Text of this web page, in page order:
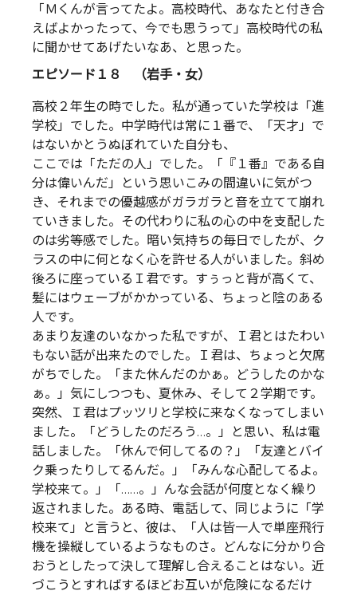
「Ｍくんが言ってたよ。高校時代、あなたと付き合
えばよかったって、今でも思うって」高校時代の私
に聞かせてあげたいなあ、と思った。
エピソード１８ （岩手・女）
高校２年生の時でした。私が通っていた学校は「進
学校」でした。中学時代は常に１番で、「天才」で
はないかとうぬぼれていた自分も、
ここでは「ただの人」でした。「『１番』である自
分は偉いんだ」という思いこみの間違いに気がつ
き、それまでの優越感がガラガラと音を立てて崩れ
ていきました。その代わりに私の心の中を支配した
のは劣等感でした。暗い気持ちの毎日でしたが、ク
ラスの中に何となく心を許せる人がいました。斜め
後ろに座っているＩ君です。すぅっと背が高くて、
髪にはウェーブがかかっている、ちょっと陰のある
人です。
あまり友達のいなかった私ですが、Ｉ君とはたわい
もない話が出来たのでした。Ｉ君は、ちょっと欠席
がちでした。「また休んだのかぁ。どうしたのかな
ぁ。」気にしつつも、夏休み、そして２学期です。
突然、Ｉ君はプッツリと学校に来なくなってしまい
ました。「どうしたのだろう…。」と思い、私は電
話しました。「休んで何してるの？」「友達とバイ
ク乗ったりしてるんだ。」「みんな心配してるよ。
学校来て。」「……。」んな会話が何度となく繰り
返されました。ある時、電話して、同じように「学
校来て」と言うと、彼は、「人は皆一人で単座飛行
機を操縦しているようなものさ。どんなに分かり合
おうとしたって決して理解し合えることはない。近
づこうとすればするほどお互いが危険になるだけ